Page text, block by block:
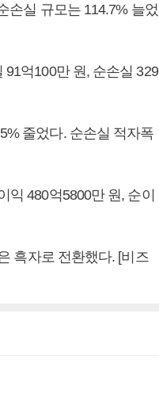
손실 규모는 114.7% 늘었
억100만 원, 순손실 329
줄었다. 순손실 적자폭
익 480억5800만 원, 순이
흑자로 전환했다. [비즈